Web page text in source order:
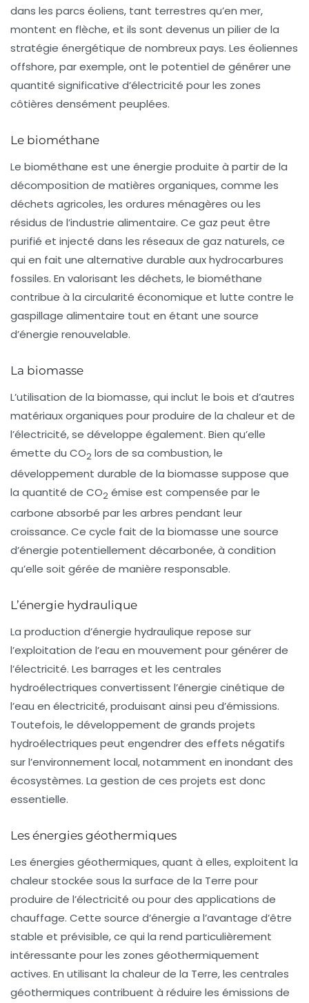
dans les parcs éoliens, tant terrestres qu’en mer,
montent en flèche, et ils sont devenus un pilier de la
stratégie énergétique de nombreux pays. Les éoliennes
offshore, par exemple, ont le potentiel de générer une
quantité significative d’électricité pour les zones
côtières densément peuplées.
Le biométhane
Le biométhane est une énergie produite à partir de la
décomposition de matières organiques, comme les
déchets agricoles, les ordures ménagères ou les
résidus de l’industrie alimentaire. Ce gaz peut être
purifié et injecté dans les réseaux de gaz naturels, ce
qui en fait une alternative durable aux hydrocarbures
fossiles. En valorisant les déchets, le biométhane
contribue à la circularité économique et lutte contre le
gaspillage alimentaire tout en étant une source
d’énergie renouvelable.
La biomasse
L’utilisation de la biomasse, qui inclut le bois et d’autres
matériaux organiques pour produire de la chaleur et de
l’électricité, se développe également. Bien qu’elle
émette du CO2 lors de sa combustion, le
développement durable de la biomasse suppose que
la quantité de CO2 émise est compensée par le
carbone absorbé par les arbres pendant leur
croissance. Ce cycle fait de la biomasse une source
d’énergie potentiellement décarbonée, à condition
qu’elle soit gérée de manière responsable.
L’énergie hydraulique
La production d’énergie hydraulique repose sur
l’exploitation de l’eau en mouvement pour générer de
l’électricité. Les barrages et les centrales
hydroélectriques convertissent l’énergie cinétique de
l’eau en électricité, produisant ainsi peu d’émissions.
Toutefois, le développement de grands projets
hydroélectriques peut engendrer des effets négatifs
sur l’environnement local, notamment en inondant des
écosystèmes. La gestion de ces projets est donc
essentielle.
Les énergies géothermiques
Les énergies géothermiques, quant à elles, exploitent la
chaleur stockée sous la surface de la Terre pour
produire de l’électricité ou pour des applications de
chauffage. Cette source d’énergie a l’avantage d’être
stable et prévisible, ce qui la rend particulièrement
intéressante pour les zones géothermiquement
actives. En utilisant la chaleur de la Terre, les centrales
géothermiques contribuent à réduire les émissions de